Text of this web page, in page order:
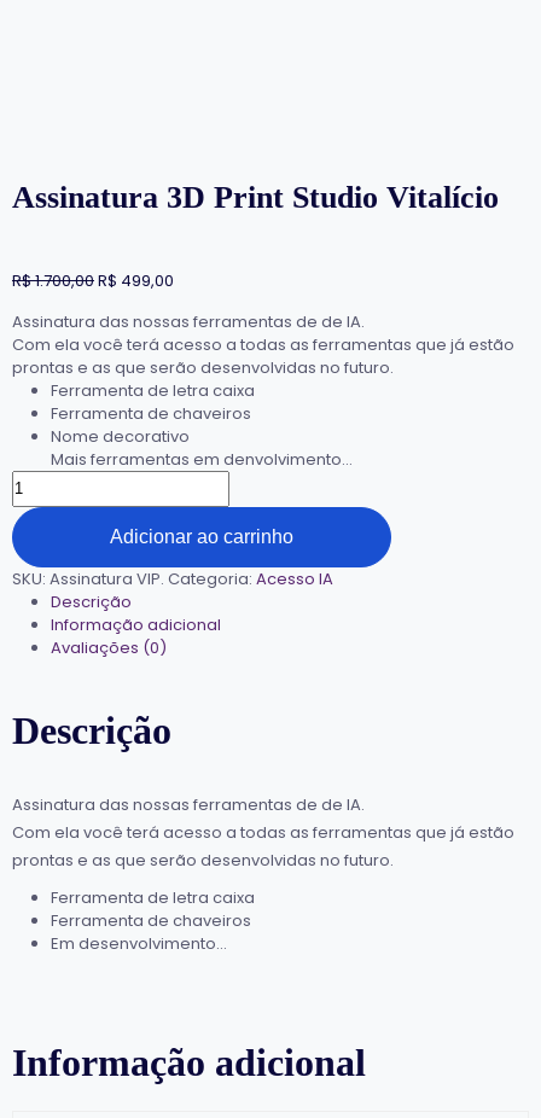
Assinatura 3D Print Studio Vitalício
R$1.700,00R$ 499,00
Assinatura das nossas ferramentas de de IA.
Com ela você terá acesso a todas as ferramentas que já estão
prontas e as que serão desenvolvidas no futuro.
Ferramenta de letra caixa
Ferramenta de chaveiros
Nome decorativo
Mais ferramentas em denvolvimento…
Adicionar ao carrinho
SKU: Assinatura VIP. Categoria: Acesso IA
Descrição
Informação adicional
Avaliações (0)
Descrição
Assinatura das nossas ferramentas de de IA.
Com ela você terá acesso a todas as ferramentas que já estão
prontas e as que serão desenvolvidas no futuro.
Ferramenta de letra caixa
Ferramenta de chaveiros
Em desenvolvimento…
Informação adicional